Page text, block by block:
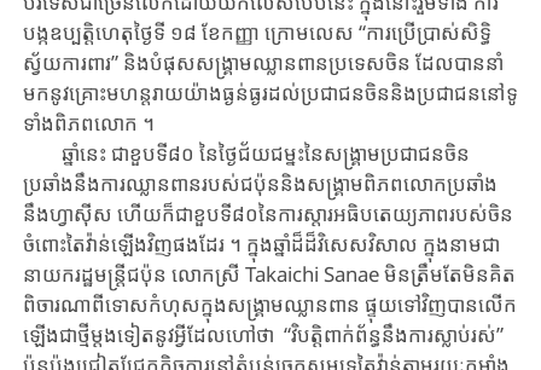
បង្ក​ឧប្បត្តិហេតុថ្ងៃទី ១៨ ខែកញ្ញា ក្រោម​លេស “ការ​ប្រើប្រាស់សិទ្ធិ​​
ស្វ័យការពារ​” និង​បំផុស​សង្គ្រាម​ឈ្លានពាន​ប្រទេស​ចិន​ ដែល​បាន​នាំ​
មកនូវ​គ្រោះ​មហន្តរាយយ៉ាង​ធ្ងន់​ធ្ងរ​ដល់​ប្រជាជន​ចិន​និង​ប្រជាជន​នៅទូ
ទាំង​ពិភពលោក ។
ឆ្នាំ​នេះ ជា​ខួបទី៨០ នៃថ្ងៃជ័យជម្នះនៃសង្គ្រាមប្រជាជនចិន
ប្រឆាំងនឹងការឈ្លានពានរបស់ជប៉ុននិងសង្គ្រាមពិភពលោកប្រឆាំង
នឹងហ្វាស៊ីស ហើយ​ក៏ជា​ខួប​ទី​៨០​នៃ​ការស្តារអធិបតេយ្យភាពរបស់ចិន
ចំពោះតៃវ៉ាន់ឡើងវិញផង​ដែរ ។ ក្នុង​ឆ្នាំ​ដ៏ដ៏វិសេសវិសាល ក្នុ​ង​នាម​ជា​
នាយក​រដ្ឋមន្ត្រីជប៉ុន លោកស្រី Takaichi Sanae មិន​ត្រឹមតែ​មិន​គិត
ពិចារណា​ពី​​ទោស​កំហុសក្នុង​សង្គ្រាម​ឈ្លានពាន​ ផ្ទុយទៅវិញ​បាន​លើក​
ឡើង​ជា​ថ្មីម្តងទៀត​នូវ​អ្វីដែលហៅថា “វិបត្តិពាក់ព័ន្ធនឹងការស្លាប់រស់”